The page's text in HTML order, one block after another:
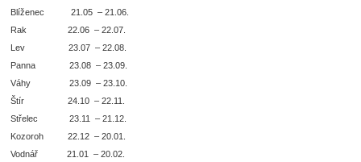
Blíženec 21.05 – 21.06.
Rak 22.06 – 22.07.
Lev 23.07 – 22.08.
Panna 23.08 – 23.09.
Váhy 23.09 – 23.10.
Štír 24.10 – 22.11.
Střelec 23.11 – 21.12.
Kozoroh 22.12 – 20.01.
Vodnář 21.01 – 20.02.